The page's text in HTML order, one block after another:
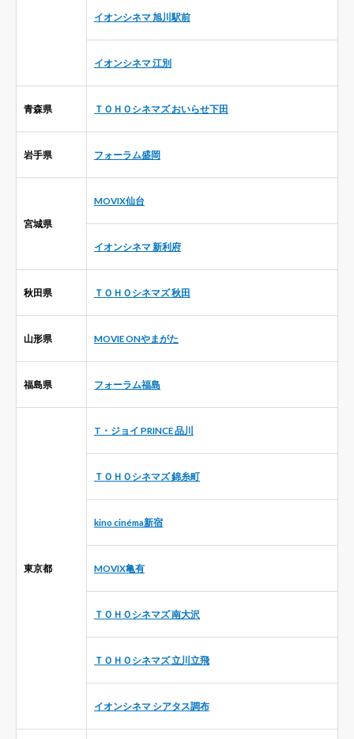
イオンシネマ 旭川駅前
イオンシネマ 江別
青森県 ＴＯＨＯシネマズ おいらせ下田
岩手県 フォーラム盛岡
宮城県
MOVIX仙台
イオンシネマ 新利府
秋田県 ＴＯＨＯシネマズ 秋田
山形県 MOVIE ONやまがた
福島県 フォーラム福島
東京都
T・ジョイ PRINCE 品川
ＴＯＨＯシネマズ 錦糸町
kino cinéma新宿
MOVIX亀有
ＴＯＨＯシネマズ 南大沢
ＴＯＨＯシネマズ 立川立飛
イオンシネマ シアタス調布